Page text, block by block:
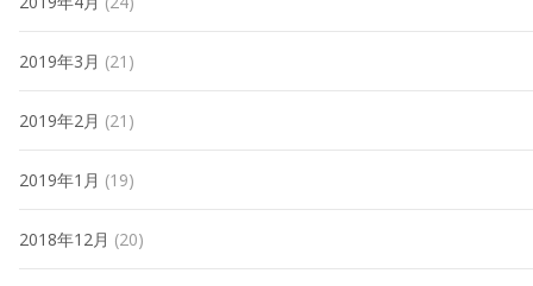
2019年3月 (21)
2019年2月 (21)
2019年1月 (19)
2018年12月 (20)